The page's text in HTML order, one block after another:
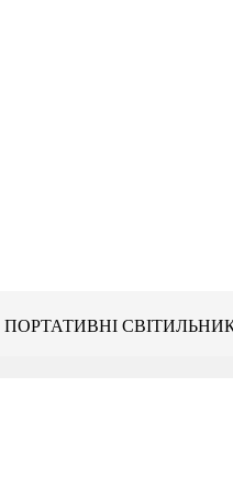
ПОРТАТИВНІ